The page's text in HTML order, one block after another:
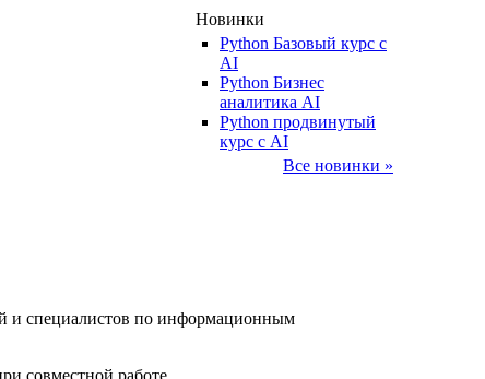
Новинки
Python Базовый курс c
AI
Python Бизнес
аналитика AI
Python продвинутый
курс с AI
Все новинки »
и специалистов по информационным
совместной работе.